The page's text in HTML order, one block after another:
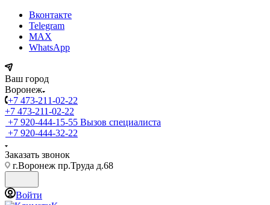
Вконтакте
Telegram
MAX
WhatsApp
Ваш город
Воронеж
+7 473-211-02-22
+7 473-211-02-22
+7 920-444-15-55 Вызов специалиста
+7 920-444-32-22
Заказать звонок
г.Воронеж пр.Труда д.68
Войти